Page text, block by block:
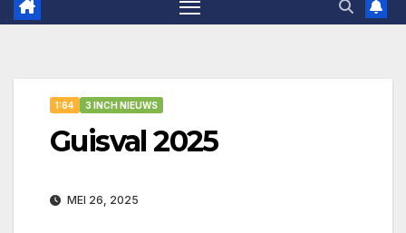
1:64 3 INCH NIEUWS
Guisval 2025
MEI 26, 2025